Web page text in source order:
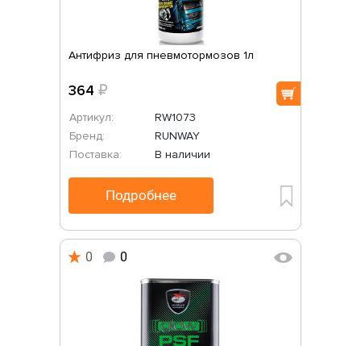
Антифриз для пневмотормозов 1л
364 ₽
Артикул:
RW1073
Бренд:
RUNWAY
Поставка:
В наличии
Подробнее
0 0